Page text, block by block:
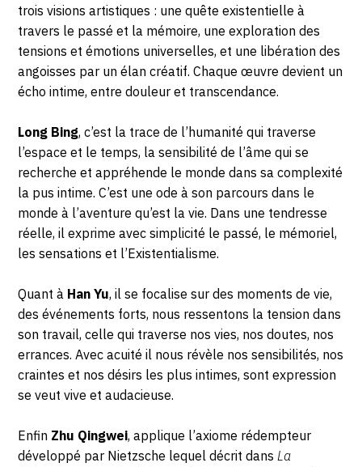
trois visions artistiques : une quête existentielle à
travers le passé et la mémoire, une exploration des
tensions et émotions universelles, et une libération des
angoisses par un élan créatif. Chaque œuvre devient un
écho intime, entre douleur et transcendance.
Long Bing, c’est la trace de l’humanité qui traverse
l’espace et le temps, la sensibilité de l’âme qui se
recherche et appréhende le monde dans sa complexité
la pus intime. C’est une ode à son parcours dans le
monde à l’aventure qu’est la vie. Dans une tendresse
réelle, il exprime avec simplicité le passé, le mémoriel,
les sensations et l’Existentialisme.
Quant à Han Yu, il se focalise sur des moments de vie,
des événements forts, nous ressentons la tension dans
son travail, celle qui traverse nos vies, nos doutes, nos
errances. Avec acuité il nous révèle nos sensibilités, nos
craintes et nos désirs les plus intimes, sont expression
se veut vive et audacieuse.
Enfin Zhu Qingwei, applique l’axiome rédempteur
développé par Nietzsche lequel décrit dansLa